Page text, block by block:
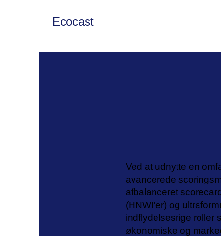
Ecocast
Ved at udnytte en
avancerede
afbalanceret
(HNWI'er) og
indflydelsesrige roller
økonomiske og